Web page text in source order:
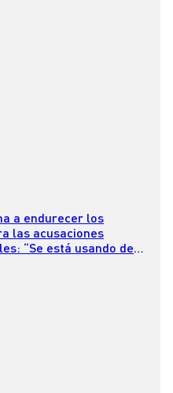
a endurecer los
las acusaciones
“Se está usando de